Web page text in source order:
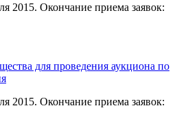
2015. Окончание приема заявок:
для проведения аукциона по
2015. Окончание приема заявок: